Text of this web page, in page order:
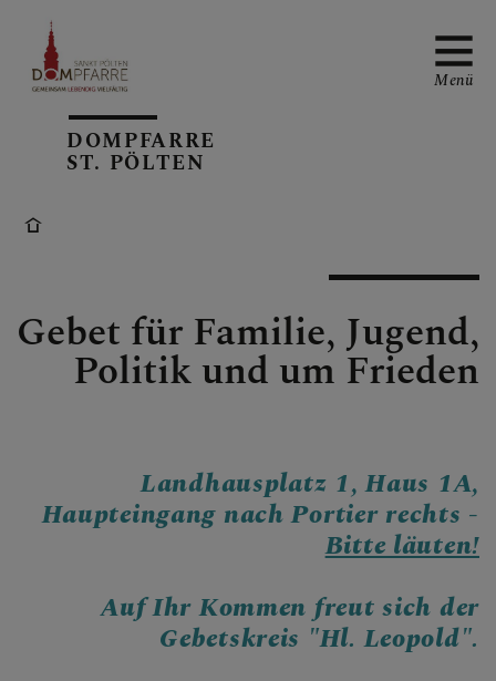
SONNTAGSBLATT
DOMPFARRE
ST. PÖLTEN
Menü
Gebet für Familie, Jugend,
Politik und um Frieden
Landhausplatz 1, Haus 1A,
Haupteingang nach Portier rechts -
Bitte läuten!
Auf Ihr Kommen freut sich der
Gebetskreis "Hl. Leopold".